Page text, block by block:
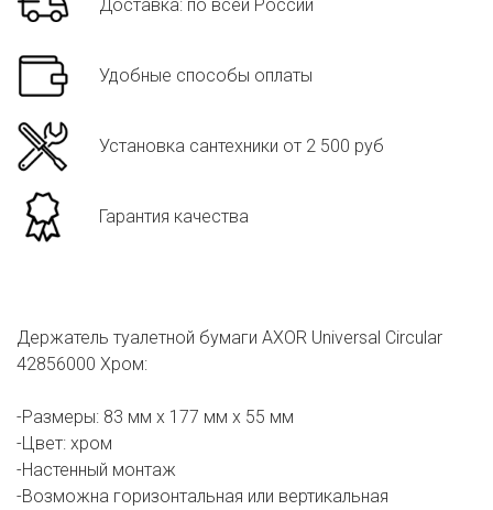
Доставка: по всей России
Удобные способы оплаты
Установка сантехники от 2 500 руб
Гарантия качества
Держатель туалетной бумаги AXOR Universal Circular
42856000 Хром:
-Размеры: 83 мм х 177 мм х 55 мм
-Цвет: хром
-Настенный монтаж
-Возможна горизонтальная или вертикальная